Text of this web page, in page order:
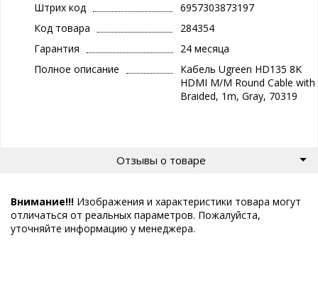
Штрих код
6957303873197
Код товара
284354
Гарантия
24 месяца
Полное описание
Кабель Ugreen HD135 8K
HDMI M/M Round Cable with
Braided, 1m, Gray, 70319
Отзывы о товаре
Внимание!!! Изображения и характеристики товара могут
отличаться от реальных параметров. Пожалуйста,
уточняйте информацию у менеджера.